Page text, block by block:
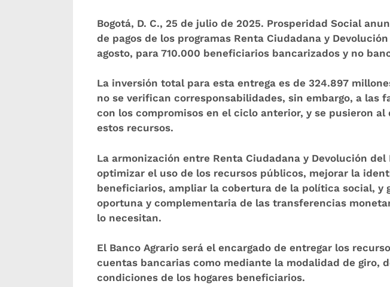
Bogotá, D. C., 25 de julio de 2025. Prosperidad Social
de pagos de los programas Renta Ciudadana y
agosto, para 710.000 beneficiarios bancarizados y no
La inversión total para esta entrega es de 324.897
no se verifican corresponsabilidades, sin embargo, a las
con los compromisos en el ciclo anterior, y se pusieron al
estos recursos.
La armonización entre Renta Ciudadana y Devolución
optimizar el uso de los recursos públicos, mejorar la
beneficiarios, ampliar la cobertura de la política social, y
oportuna y complementaria de las transferencias
lo necesitan.
El Banco Agrario será el encargado de entregar los
cuentas bancarias como mediante la modalidad de giro,
condiciones de los hogares beneficiarios.